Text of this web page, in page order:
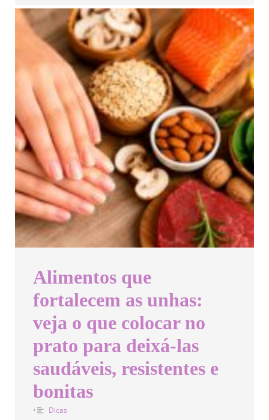
Alimentos que
fortalecem as unhas:
veja o que colocar no
prato para deixá-las
saudáveis, resistentes e
bonitas
• Dicas